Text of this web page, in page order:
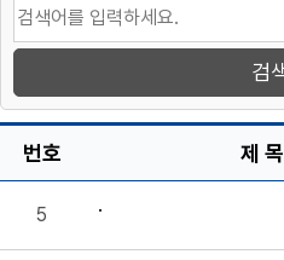
번호 제 목
5 .